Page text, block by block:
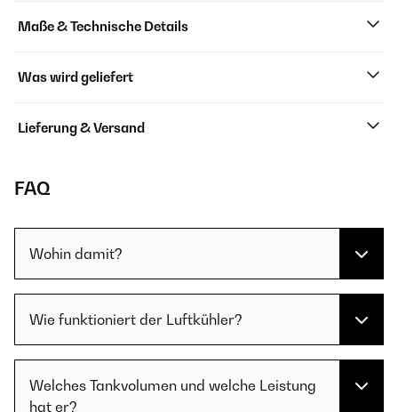
Maße & Technische Details
Was wird geliefert
Lieferung & Versand
FAQ
Wohin damit?
Wie funktioniert der Luftkühler?
Welches Tankvolumen und welche Leistung
hat er?